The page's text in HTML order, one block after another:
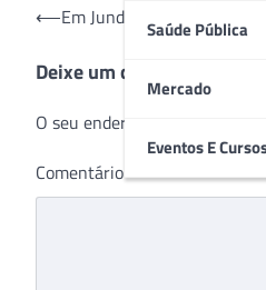
Saúde Pública
Mercado
Eventos E
Navegação
Post
⟵Em Jundiaí, PA Central
Deixe um comentário
O seu endereço de e-mail não
Comentário*